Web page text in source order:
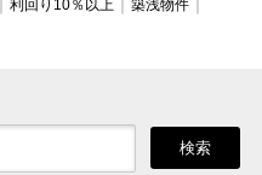
利回り10％以上
築浅物件
検索